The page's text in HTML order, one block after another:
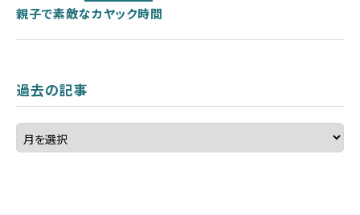
親子で素敵なカヤック時間
過去の記事